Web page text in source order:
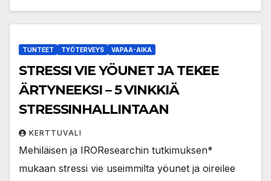
TUNTEET TYÖTERVEYS VAPAA-AIKA
STRESSI VIE YÖUNET JA TEKEE
ÄRTYNEEKSI – 5 VINKKIÄ
STRESSINHALLINTAAN
KERTTUVALI
Mehiläisen ja IROResearchin tutkimuksen*
mukaan stressi vie useimmilta yöunet ja oireilee